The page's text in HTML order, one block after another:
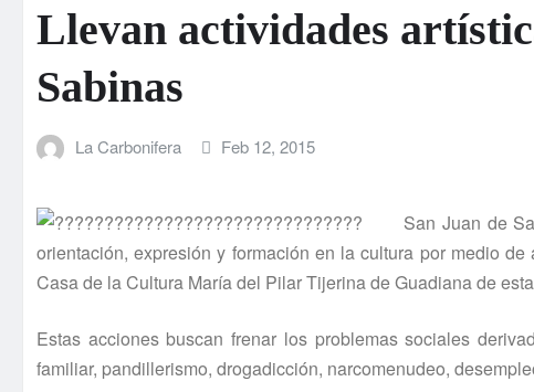
Llevan actividades
Sabinas
La Carbonifera Feb 12, 2015
San Juan de
orientación, expresión y formación en la cultura por medio
Casa de la Cultura Marí­a del Pilar Tijerina de Guadiana de
Estas acciones buscan frenar los problemas sociales
familiar, pandillerismo, drogadicción, narcomenudeo,